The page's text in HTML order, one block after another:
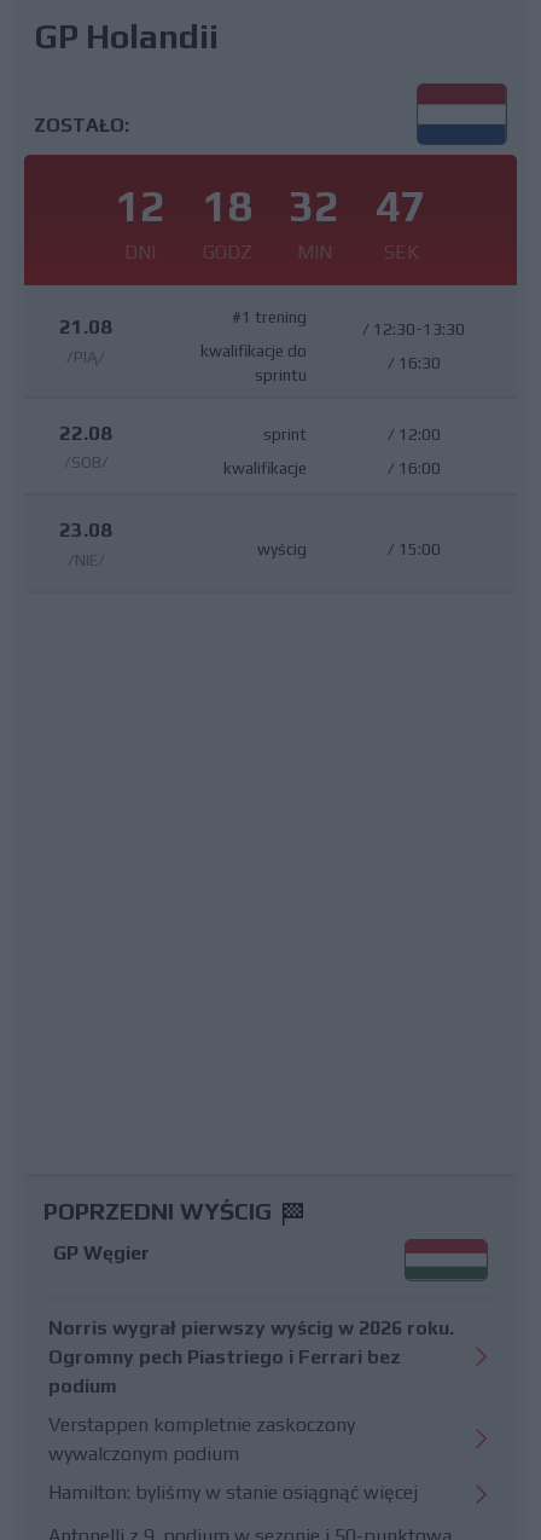
GP Holandii
ZOSTAŁO:
12
DNI
18
GODZ
32
MIN
47
SEK
21.08
/PIĄ/
#1 trening
kwalifikacje do
sprintu
/ 12:30-13:30
/ 16:30
22.08
/SOB/
sprint
kwalifikacje
/ 12:00
/ 16:00
23.08
/NIE/
wyścig / 15:00
POPRZEDNI WYŚCIG
GP Węgier
Norris wygrał pierwszy wyścig w 2026 roku.
Ogromny pech Piastriego i Ferrari bez
podium
Verstappen kompletnie zaskoczony
wywalczonym podium
Hamilton: byliśmy w stanie osiągnąć więcej
Antonelli z 9. podium w sezonie i 50-punktową